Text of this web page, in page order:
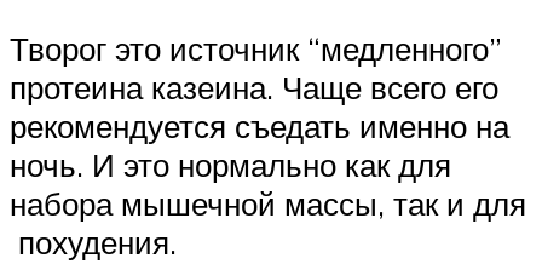
Творог это источник “медленного”
протеина казеина. Чаще всего его
рекомендуется съедать именно на
ночь. И это нормально как для
набора мышечной массы, так и для
похудения.